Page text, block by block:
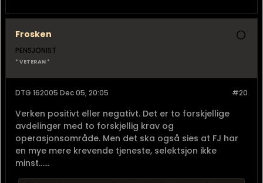
Frosken
PENSJONIST
* VETERAN *
#20
DTG 162005 Dec 05, 20:05
Verken positivt eller negativt. Det er to forskjellige
avdelinger med to forskjellig krav og
operasjonsområde. Men det ska også sies at FJ har
en mye mere krevende tjeneste, selektsjon ikke
minst......